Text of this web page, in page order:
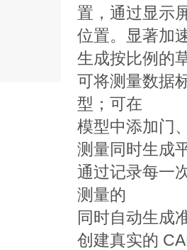
置，通过显示
位置。显著加
生成按比例的
可将测量数据
型；可在
模型中添加门
测量同时生成
通过记录每一
测量的
同时自动生成
创建真实的